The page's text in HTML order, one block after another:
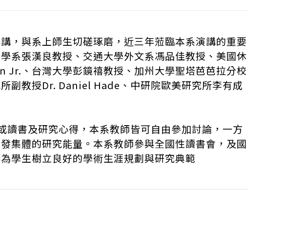
，與系上師生切磋琢磨，近三年蒞臨本系演講的重要
系張漢良教授、交通大學外文系馮品佳教授、美國休
、台灣大學彭鏡禧教授、加州大學聖塔芭芭拉分校
副教授Dr. Daniel Hade、中研院歐美研究所李有成
書及研究心得，本系教師皆可自由參加討論，一方
集體的研究能量。本系教師參與全國性讀書會，及國
學生樹立良好的學術生涯規劃與研究典範